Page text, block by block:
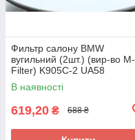
Фильтр салону BMW
вугильний (2шт.) (вир-во M-
Filter) K905C-2 UA58
В наявності
619,20 ₴ 688 ₴